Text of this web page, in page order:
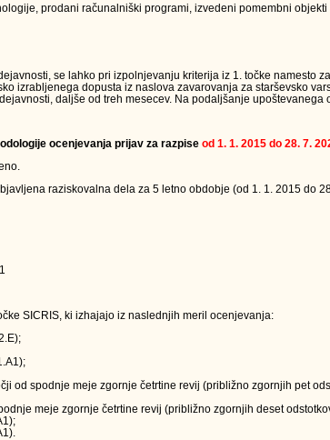
prodani računalniški programi, izvedeni pomembni objekti
se lahko pri izpolnjevanju kriterija iz 1. točke namesto
izrabljenega dopusta iz naslova zavarovanja za starševsko
daljše od treh mesecev. Na podaljšanje
ocenjevanja prijav za razpise od 1. 1. 2015 do 28. 7.
raziskovalna dela za 5 letno obdobje (od 1. 1. 2015 do
SICRIS, ki izhajajo iz naslednjih meril ocenjevanja:
od spodnje meje zgornje četrtine revij (približno zgornjih pet
meje zgornje četrtine revij (približno zgornjih deset